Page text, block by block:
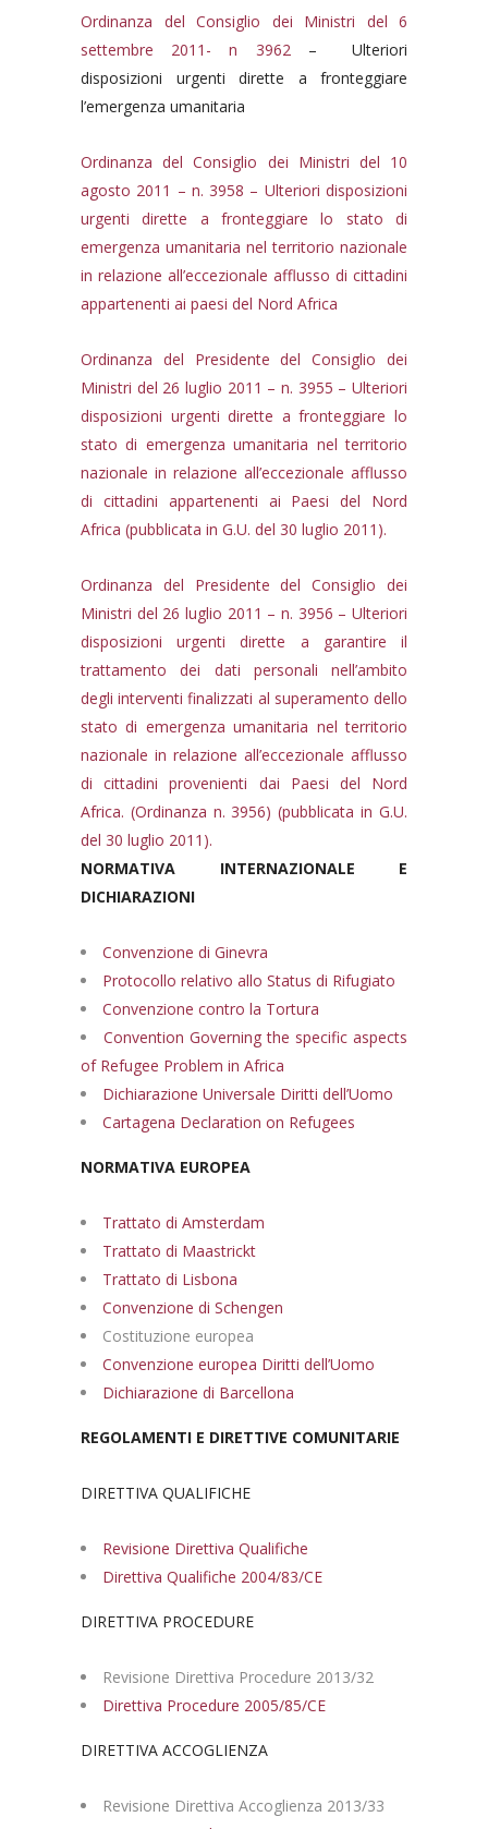
Ordinanza del Consiglio dei Ministri del 6
settembre 2011- n 3962 – Ulteriori
disposizioni urgenti dirette a fronteggiare
l’emergenza umanitaria
Ordinanza del Consiglio dei Ministri del 10
agosto 2011 – n. 3958 – Ulteriori disposizioni
urgenti dirette a fronteggiare lo stato di
emergenza umanitaria nel territorio nazionale
in relazione all’eccezionale afflusso di cittadini
appartenenti ai paesi del Nord Africa
Ordinanza del Presidente del Consiglio dei
Ministri del 26 luglio 2011 – n. 3955 – Ulteriori
disposizioni urgenti dirette a fronteggiare lo
stato di emergenza umanitaria nel territorio
nazionale in relazione all’eccezionale afflusso
di cittadini appartenenti ai Paesi del Nord
Africa (pubblicata in G.U. del 30 luglio 2011).
Ordinanza del Presidente del Consiglio dei
Ministri del 26 luglio 2011 – n. 3956 – Ulteriori
disposizioni urgenti dirette a garantire il
trattamento dei dati personali nell’ambito
degli interventi finalizzati al superamento dello
stato di emergenza umanitaria nel territorio
nazionale in relazione all’eccezionale afflusso
di cittadini provenienti dai Paesi del Nord
Africa. (Ordinanza n. 3956) (pubblicata in G.U.
del 30 luglio 2011).
NORMATIVA INTERNAZIONALE E
DICHIARAZIONI
Convenzione di Ginevra
Protocollo relativo allo Status di Rifugiato
Convenzione contro la Tortura
Convention Governing the specific aspects
of Refugee Problem in Africa
Dichiarazione Universale Diritti dell’Uomo
Cartagena Declaration on Refugees
NORMATIVA EUROPEA
Trattato di Amsterdam
Trattato di Maastrickt
Trattato di Lisbona
Convenzione di Schengen
Costituzione europea
Convenzione europea Diritti dell’Uomo
Dichiarazione di Barcellona
REGOLAMENTI E DIRETTIVE COMUNITARIE
DIRETTIVA QUALIFICHE
Revisione Direttiva Qualifiche
Direttiva Qualifiche 2004/83/CE
DIRETTIVA PROCEDURE
Revisione Direttiva Procedure 2013/32
Direttiva Procedure 2005/85/CE
DIRETTIVA ACCOGLIENZA
Revisione Direttiva Accoglienza 2013/33